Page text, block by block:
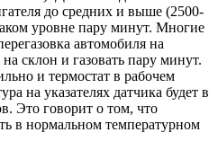
до средних и выше (2500-
уровне пару минут. Многие
автомобиля на
на склон и газовать пару минут.
и термостат в рабочем
на указателях датчика будет в
Это говорит о том, что
в нормальном температурном